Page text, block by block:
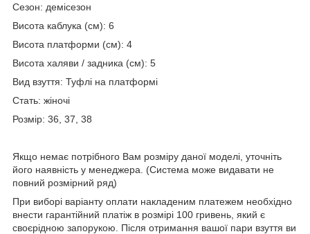
Сезон: демісезон
Висота каблука (см): 6
Висота платформи (см): 4
Висота халяви / задника (см): 5
Вид взуття: Туфлі на платформі
Стать: жіночі
Розмір: 36, 37, 38
Якщо немає потрібного Вам розміру даної моделі, уточніть
його наявність у менеджера. (Система може видавати не
повний розмірний ряд)
При виборі варіанту оплати накладеним платежем необхідно
внести гарантійний платіж в розмірі 100 гривень, який є
своєрідною запорукою. Після отримання вашої пари взуття ви